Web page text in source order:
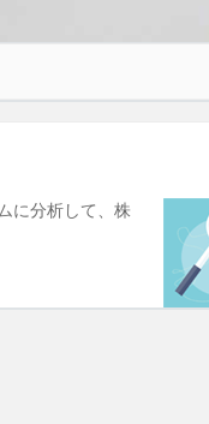
に分析して、株